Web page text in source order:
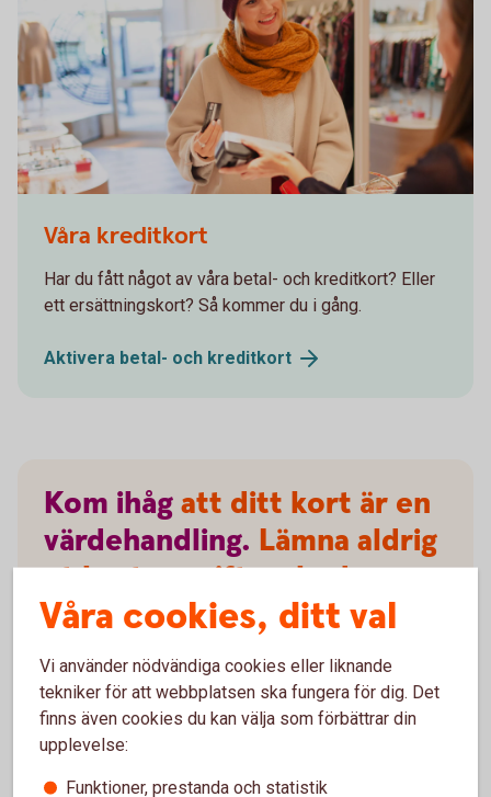
Våra kreditkort
Har du fått något av våra betal- och kreditkort? Eller
ett ersättningskort? Så kommer du i gång.
Aktivera betal- och kreditkort
Kom ihågatt ditt kort är en
värdehandling. Lämna aldrig
ut kortuppgifter, koder
eller lösenord till någon
annan.
Våra cookies, ditt val
Vi använder nödvändiga cookies eller liknande
tekniker för att webbplatsen ska fungera för dig. Det
finns även cookies du kan välja som förbättrar din
upplevelse:
Funktioner, prestanda och statistik